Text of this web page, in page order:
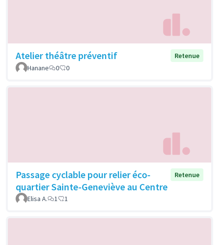
Atelier théâtre préventif
Retenue
Hanane
0 0
Passage cyclable pour relier éco-
quartier Sainte-Geneviève au Centre
Retenue
Elisa A. 1 1